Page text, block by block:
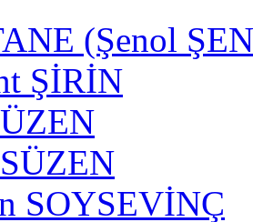
(Şenol
ŞİRİN
SOYSEVİNÇ